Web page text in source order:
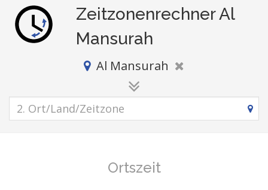
Zeitzonenrechner Al
Mansurah
Al Mansurah
Ortszeit